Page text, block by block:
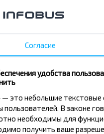
Согласие
удобства
— это небольшие
пользователей. В законе
необходимы для
получить ваше